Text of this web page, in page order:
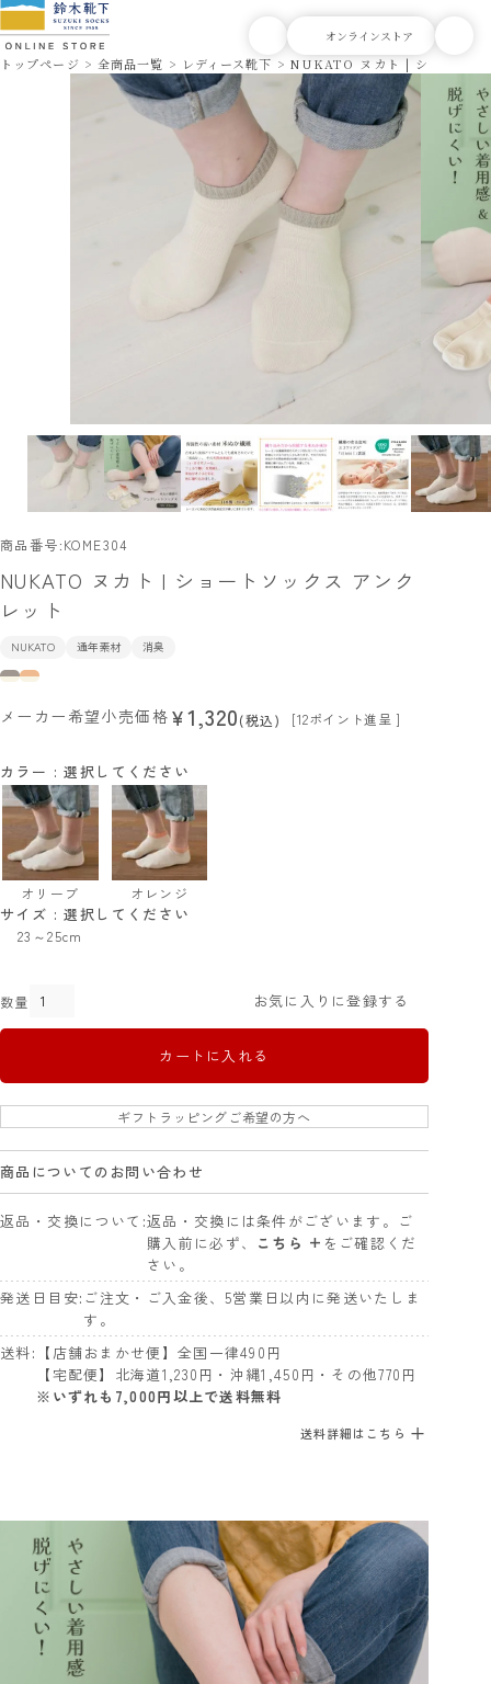
トップページ 全商品一覧 レディース靴下 NUKATO ヌカト | ショートソ
商品番号 KOME304
NUKATO ヌカト | ショートソックス アンク
レット
NUKATO 通年素材 消臭
メーカー希望小売価格 ¥1,320 税込 [12ポイント進呈 ]
サイズ 選択してください
23～25cm
カラー 選択してください
オリーブ オレンジ
お気に入りに登録する
カートに入れる
ギフトラッピングご希望の方へ
商品についてのお問い合わせ
返品・交換について 返品・交換には条件がございます。ご
購入前に必ず、 こちら + をご確認くだ
さい。
発送日目安 ご注文・ご入金後、5営業日以内に発送いたしま
す。
送料
【店舗おまかせ便】全国一律490円
【宅配便】北海道1,230円・沖縄1,450円・その他770円
※いずれも7,000円以上で送料無料
送料詳細はこちら